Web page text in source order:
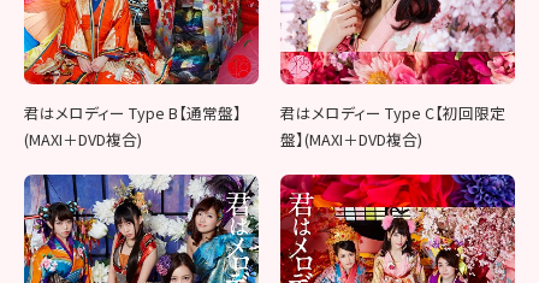
君はメロディー Type B【通常盤】
(MAXI＋DVD複合)
君はメロディー Type C【初回限定
盤】(MAXI＋DVD複合)